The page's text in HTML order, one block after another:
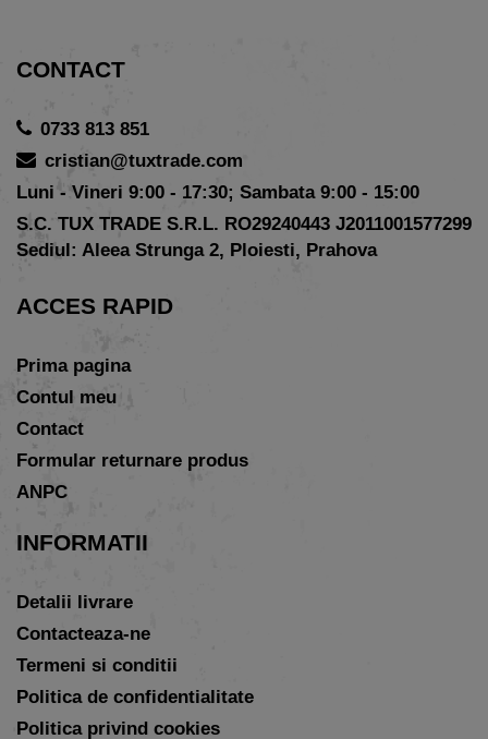
CONTACT
0733 813 851
cristian@tuxtrade.com
Luni - Vineri 9:00 - 17:30; Sambata 9:00 - 15:00
S.C. TUX TRADE S.R.L. RO29240443 J2011001577299
Sediul: Aleea Strunga 2, Ploiesti, Prahova
ACCES RAPID
Prima pagina
Contul meu
Contact
Formular returnare produs
ANPC
INFORMATII
Detalii livrare
Contacteaza-ne
Termeni si conditii
Politica de confidentialitate
Politica privind cookies